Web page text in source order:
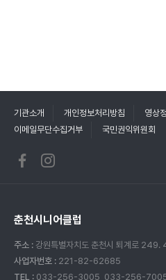
기관소개 개인정보처리방침
영상
이메일무단수집거부
국민권익위원회
춘천시니어클럽
주소 : 강원특별자치도 춘천시 퇴계로 249.
사업자번호 : 221-82-62685
TEL : 033-256-3005, 033-256-